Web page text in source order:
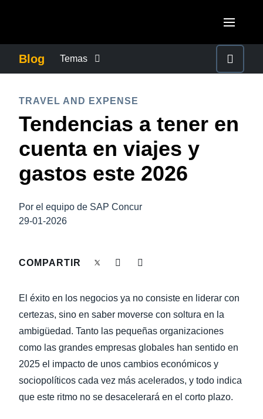
Canada (Français)
México (Español)
Brasil (Português)
United Kingdom (English)
France (Français)
Deutschland (Deutsch)
Belgium (English)
España (Español)
Norway (English)
ASIA PACIFIC
Australia (English)
India (English)
Blog Temas
CRECIMIENTO Y OPTIMIZACIÓN
DUTY OF CARE
LA CONTINUIDAD DEL NEGOCIO
NOVEDADES DE LA EMPRESA
TRAVEL AND EXPENSE
TRAVEL AND EXPENSE
Tendencias a tener en
cuenta en viajes y
gastos este 2026
Por el equipo de SAP Concur
29-01-2026
COMPARTIR
El éxito en los negocios ya no consiste en liderar con
certezas, sino en saber moverse con soltura en la
ambigüedad. Tanto las pequeñas organizaciones
como las grandes empresas globales han sentido en
2025 el impacto de unos cambios económicos y
sociopolíticos cada vez más acelerados, y todo indica
que este ritmo no se desacelerará en el corto plazo.